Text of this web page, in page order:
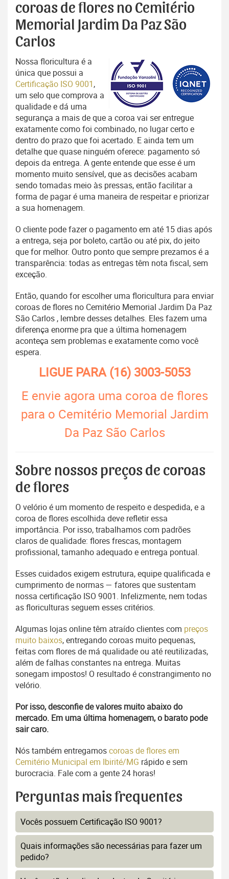
coroas de flores no Cemitério
Memorial Jardim Da Paz São
Carlos
Nossa floricultura é a
única que possui a
Certificação ISO 9001,
um selo que comprova a
qualidade e dá uma
segurança a mais de que a coroa vai ser entregue
exatamente como foi combinado, no lugar certo e
dentro do prazo que foi acertado. E ainda tem um
detalhe que quase ninguém oferece: pagamento só
depois da entrega. A gente entende que esse é um
momento muito sensível, que as decisões acabam
sendo tomadas meio às pressas, então facilitar a
forma de pagar é uma maneira de respeitar e priorizar
a sua homenagem.
O cliente pode fazer o pagamento em até 15 dias após
a entrega, seja por boleto, cartão ou até pix, do jeito
que for melhor. Outro ponto que sempre prezamos é a
transparência: todas as entregas têm nota fiscal, sem
exceção.
Então, quando for escolher uma floricultura para enviar
coroas de flores no Cemitério Memorial Jardim Da Paz
São Carlos , lembre desses detalhes. Eles fazem uma
diferença enorme pra que a última homenagem
aconteça sem problemas e exatamente como você
espera.
LIGUE PARA(16) 3003-5053
E envie agora uma coroa de flores
para o Cemitério Memorial Jardim
Da Paz São Carlos
Sobre nossos preços de coroas
de flores
O velório é um momento de respeito e despedida, e a
coroa de flores escolhida deve refletir essa
importância. Por isso, trabalhamos com padrões
claros de qualidade: flores frescas, montagem
profissional, tamanho adequado e entrega pontual.
Esses cuidados exigem estrutura, equipe qualificada e
cumprimento de normas — fatores que sustentam
nossa certificação ISO 9001. Infelizmente, nem todas
as floriculturas seguem esses critérios.
Algumas lojas online têm atraído clientes com preços
muito baixos, entregando coroas muito pequenas,
feitas com flores de má qualidade ou até reutilizadas,
além de falhas constantes na entrega. Muitas
sonegam impostos! O resultado é constrangimento no
velório.
Por isso, desconfie de valores muito abaixo do
mercado. Em uma última homenagem, o barato pode
sair caro.
Nós também entregamoscoroas de flores em
Cemitério Municipal em Ibirité/MG rápido e sem
burocracia. Fale com a gente 24 horas!
Perguntas mais frequentes
Vocês possuem Certificação ISO 9001?
Quais informações são necessárias para fazer um
pedido?